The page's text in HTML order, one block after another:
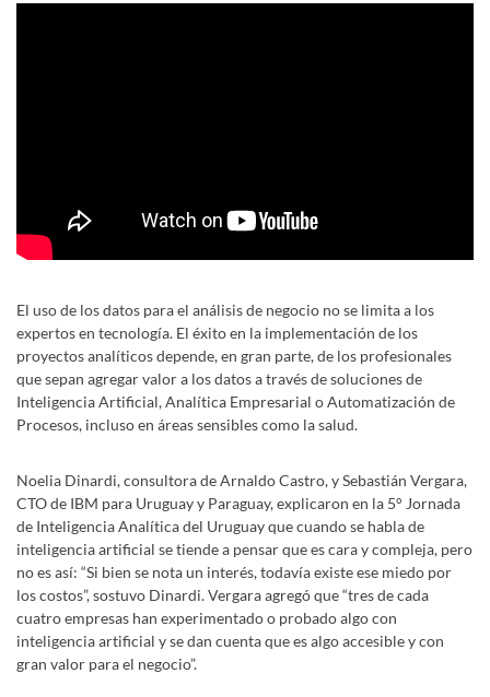
El uso de los datos para el análisis de negocio no se limita a los
expertos en tecnología. El éxito en la implementación de los
proyectos analíticos depende, en gran parte, de los profesionales
que sepan agregar valor a los datos a través de soluciones de
Inteligencia Artificial, Analítica Empresarial o Automatización de
Procesos, incluso en áreas sensibles como la salud.
Noelia Dinardi, consultora de Arnaldo Castro, y Sebastián Vergara,
CTO de IBM para Uruguay y Paraguay, explicaron en la 5° Jornada
de Inteligencia Analítica del Uruguay que cuando se habla de
inteligencia artificial se tiende a pensar que es cara y compleja, pero
no es así: “Si bien se nota un interés, todavía existe ese miedo por
los costos”, sostuvo Dinardi. Vergara agregó que “tres de cada
cuatro empresas han experimentado o probado algo con
inteligencia artificial y se dan cuenta que es algo accesible y con
gran valor para el negocio”.